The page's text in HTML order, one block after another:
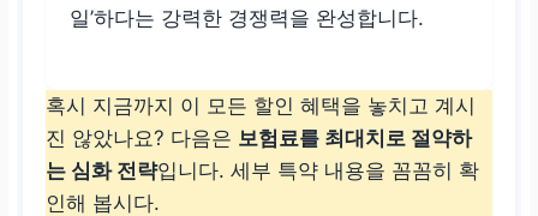
일’하다는 강력한 경쟁력을 완성합니다.
혹시 지금까지 이 모든 할인 혜택을 놓치고 계시
진 않았나요? 다음은 보험료를 최대치로 절약하
는 심화 전략입니다. 세부 특약 내용을 꼼꼼히 확
인해 봅시다.